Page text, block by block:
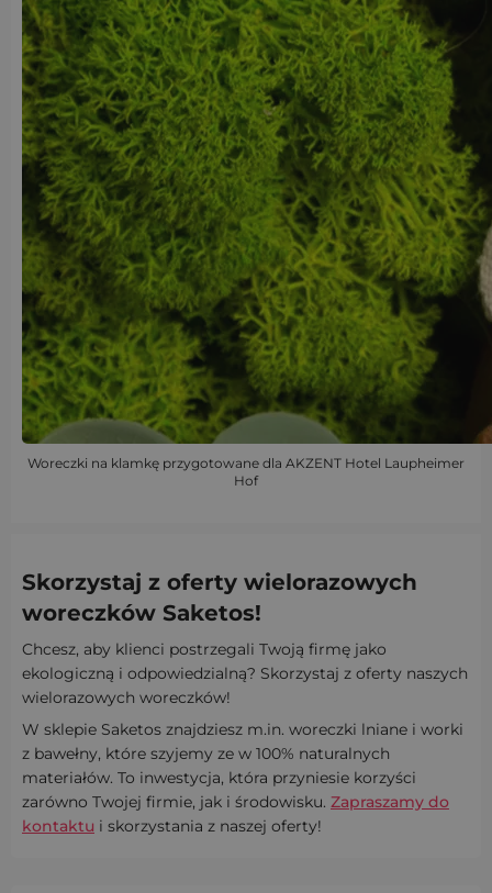
Woreczki na klamkę przygotowane dla AKZENT Hotel Laupheimer
Hof
Skorzystaj z oferty wielorazowych
woreczków Saketos!
Chcesz, aby klienci postrzegali Twoją firmę jako
ekologiczną i odpowiedzialną? Skorzystaj z oferty naszych
wielorazowych woreczków!
W sklepie Saketos znajdziesz m.in. woreczki lniane i worki
z bawełny, które szyjemy ze w 100% naturalnych
materiałów. To inwestycja, która przyniesie korzyści
zarówno Twojej firmie, jak i środowisku. Zapraszamy do
kontaktu i skorzystania z naszej oferty!